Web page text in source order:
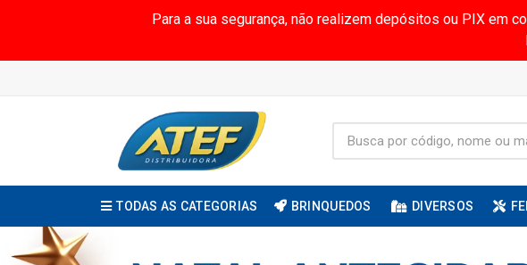
Para a sua segurança, não realizem depósitos ou PIX em
TODAS AS CATEGORIAS BRINQUEDOS DIVERSOS